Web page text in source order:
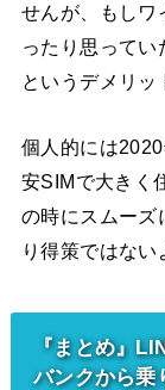
せんが、もしワ
ったり思って
というデメリッ
個人的には
安SIMで大きく
の時にスムーズ
り得策ではない
『まとめ』
バンクから乗